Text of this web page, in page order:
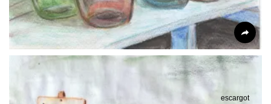
escargot